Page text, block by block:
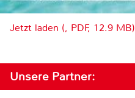
Jetzt laden (, PDF, 12.9 MB)
Unsere Partner: